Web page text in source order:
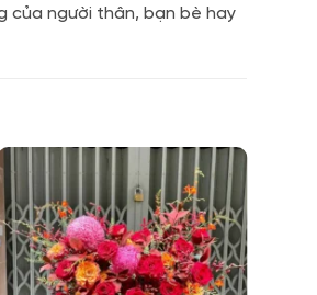
của người thân, bạn bè hay